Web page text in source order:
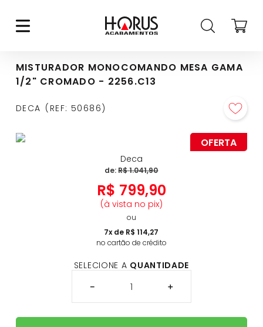
MISTURADOR MONOCOMANDO MESA GAMA
1/2" CROMADO - 2256.C13
DECA REF: 50686
OFERTA
Deca
de:R$1.041,90
R$ 799,90
(à vista no pix)
ou
7x de R$ 114,27
no cartão de crédito
SELECIONE A QUANTIDADE
＋
－